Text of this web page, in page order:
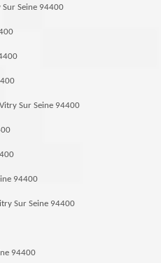
Sur Seine 94400
Sur Seine 94400
94400
Sur Seine 94400
94400